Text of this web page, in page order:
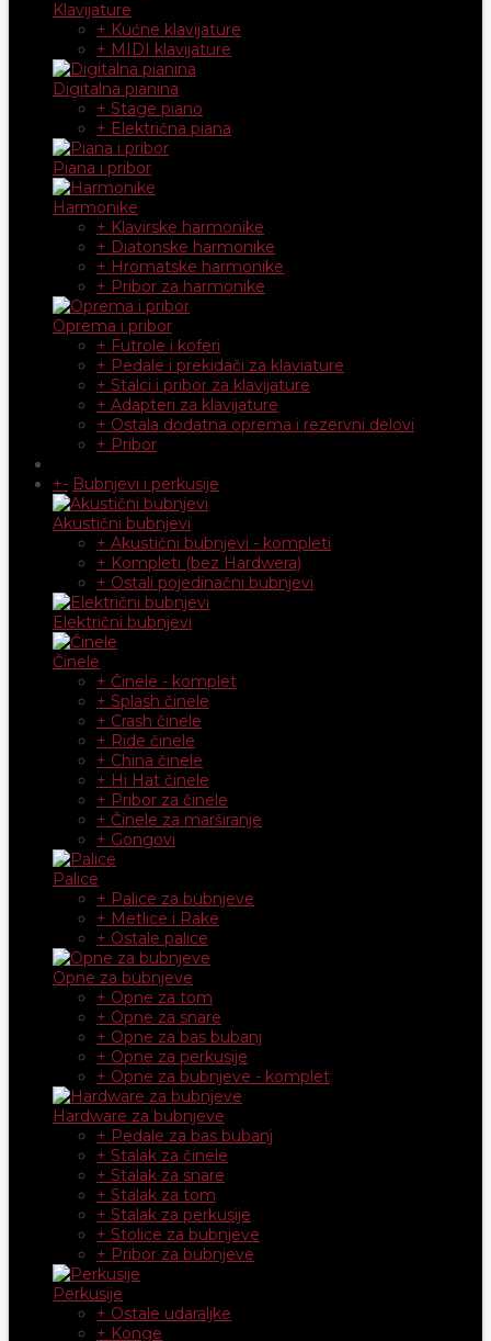
Klavijature
+ Kućne klavijature
+ MIDI klavijature
Digitalna pianina
+ Stage piano
+ Električna piana
Piana i pribor
Harmonike
+ Klavirske harmonike
+ Diatonske harmonike
+ Hromatske harmonike
+ Pribor za harmonike
Oprema i pribor
+ Futrole i koferi
+ Pedale i prekidači za klaviature
+ Stalci i pribor za klavijature
+ Adapteri za klavijature
+ Ostala dodatna oprema i rezervni delovi
+ Pribor
+- Bubnjevi i perkusije
Akustični bubnjevi
+ Akustični bubnjevi - kompleti
+ Kompleti (bez Hardwera)
+ Ostali pojedinačni bubnjevi
Električni bubnjevi
Činele
+ Činele - komplet
+ Splash činele
+ Crash činele
+ Ride činele
+ China činele
+ Hi Hat činele
+ Pribor za činele
+ Činele za marširanje
+ Gongovi
Palice
+ Palice za bubnjeve
+ Metlice i Rake
+ Ostale palice
Opne za bubnjeve
+ Opne za tom
+ Opne za snare
+ Opne za bas bubanj
+ Opne za perkusije
+ Opne za bubnjeve - komplet
Hardware za bubnjeve
+ Pedale za bas bubanj
+ Stalak za činele
+ Stalak za snare
+ Stalak za tom
+ Stalak za perkusije
+ Stolice za bubnjeve
+ Pribor za bubnjeve
Perkusije
+ Ostale udaraljke
+ Konge